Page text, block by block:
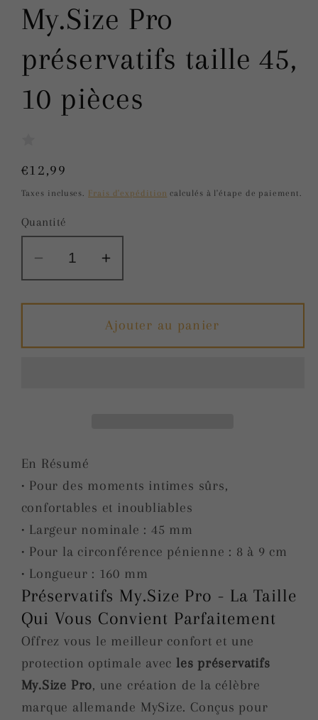
dans
une
fenêtre
My.Size Pro
préservatifs taille 45,
10 pièces
Prix
habituel
€12,99
Taxes incluses. Frais d'expédition calculés à l'étape de paiement.
Quantité
Réduire
la
quantité
My.Size
pièces
Augmenter
la
quantité
de
My.Size
Ajouter au panier
En Résumé
• Pour des moments intimes sûrs,
confortables et inoubliables
• Largeur nominale : 45 mm
• Pour la circonférence pénienne : 8 à 9 cm
• Longueur : 160 mm
Préservatifs My.Size Pro - La Taille
Qui Vous Convient Parfaitement
Offrez vous le meilleur confort et une
protection optimale avec les préservatifs
My.Size Pro, une création de la célèbre
marque allemande MySize. Conçus pour